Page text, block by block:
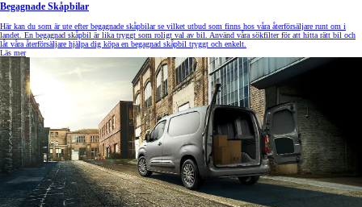
Begagnade Skåpbilar
Här kan du som är ute efter begagnade skåpbilar se vilket utbud som finns hos våra återförsäljare runt om i
landet. En begagnad skåpbil är lika tryggt som roligt val av bil. Använd våra sökfilter för att hitta rätt bil och
låt våra återförsäljare hjälpa dig köpa en begagnad skåpbil tryggt och enkelt.
Läs mer